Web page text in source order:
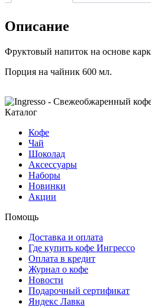
Описание
Фруктовый напиток на основе
Порция на чайник 600 мл.
Каталог
Кофе
Чай
Шоколад
Аксессуары
Наборы
Новинки
Акции
Помощь
Доставка и оплата
Где купить кофе Ингрессо
Оплата в кредит
Журнал о кофе
Новости
Подарочный сертификат
Яндекс Лавка